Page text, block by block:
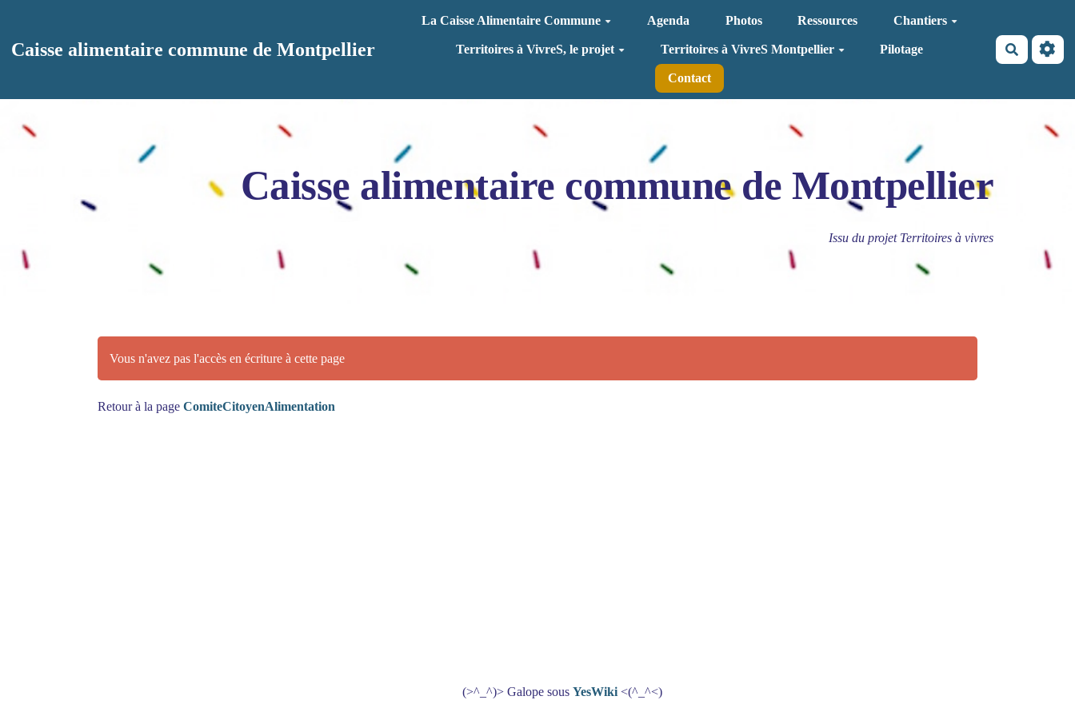
Caisse alimentaire commune de Montpellier
La Caisse Alimentaire Commune Agenda Photos Ressources Chantiers
Territoires à VivreS, le projet Territoires à VivreS Montpellier Pilotage
Contact
Caisse alimentaire commune de Montpellier
Issu du projet Territoires à vivres
Vous n'avez pas l'accès en écriture à cette page
Retour à la page ComiteCitoyenAlimentation
(>^_^)> Galope sous YesWiki <(^_^<)